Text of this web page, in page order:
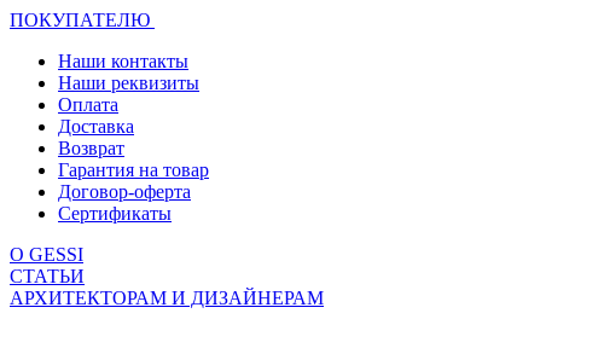
ПОКУПАТЕЛЮ
Наши контакты
Наши реквизиты
Оплата
Доставка
Возврат
Гарантия на товар
Договор-оферта
Сертификаты
О GESSI
СТАТЬИ
АРХИТЕКТОРАМ И ДИЗАЙНЕРАМ